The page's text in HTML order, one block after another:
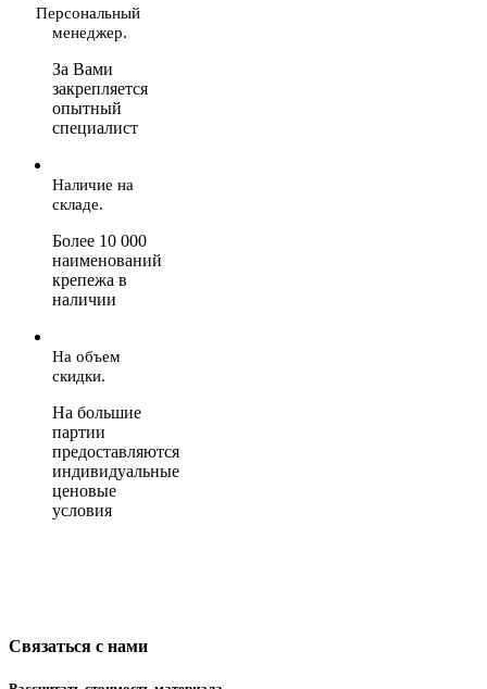
Персональный
менеджер.
За Вами
закрепляется
опытный
специалист
Наличие на
складе.
Более 10 000
наименований
крепежа в
наличии
На объем
скидки.
На большие
партии
предоставляются
индивидуальные
ценовые
условия
Связаться с нами